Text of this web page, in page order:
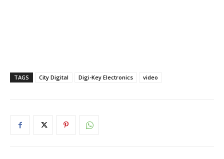
TAGS City Digital Digi-Key Electronics video